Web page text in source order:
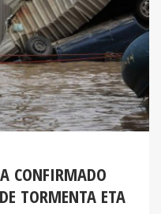
CONFIRMADO
TORMENTA ETA